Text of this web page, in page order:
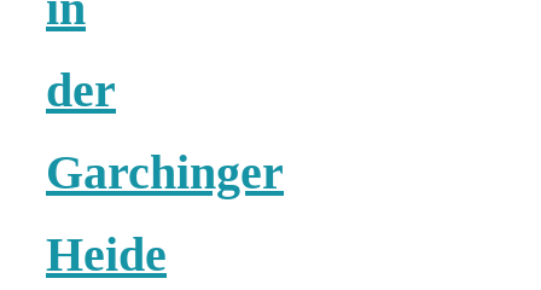
der
Garchinger
Heide
– Risotto mit